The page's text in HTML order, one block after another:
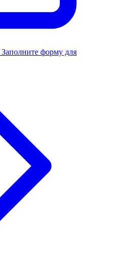
Заполните форму для